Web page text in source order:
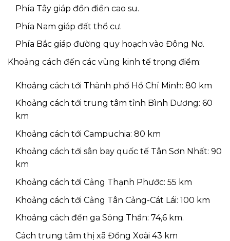
Phía Tây giáp đồn điền cao su.
Phía Nam giáp đất thổ cư.
Phía Bắc giáp đường quy hoạch vào Đông Nơ.
Khoảng cách đến các vùng kinh tế trọng điểm:
Khoảng cách tới Thành phố Hồ Chí Minh: 80 km
Khoảng cách tới trung tâm tỉnh Bình Dương: 60
km
Khoảng cách tới Campuchia: 80 km
Khoảng cách tới sân bay quốc tế Tân Sơn Nhất: 90
km
Khoảng cách tới Cảng Thạnh Phước: 55 km
Khoảng cách tới Cảng Tân Cảng-Cát Lái: 100 km
Khoảng cách đến ga Sóng Thần: 74,6 km.
Cách trung tâm thị xã Đồng Xoài 43 km